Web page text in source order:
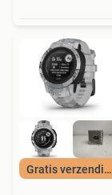
Gratis verzending